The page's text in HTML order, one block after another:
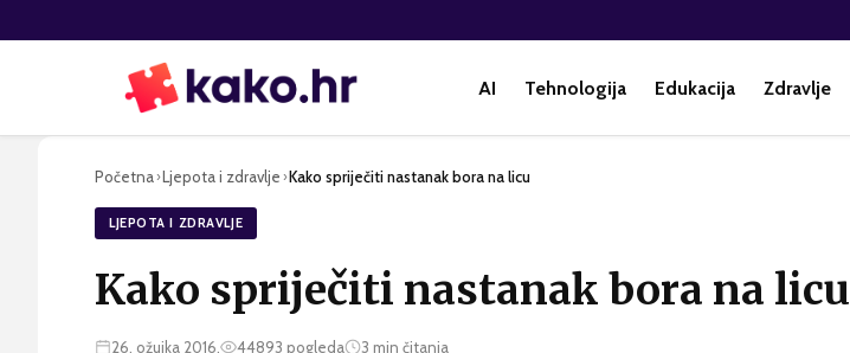
AI Tehnologija Edukacija Zdravlje
Početna›Ljepota i zdravlje ›Kako spriječiti nastanak bora na licu
LJEPOTA I ZDRAVLJE
Kako spriječiti nastanak bora na licu
26. ožujka 2016. 44893 pogleda 3 min čitanja